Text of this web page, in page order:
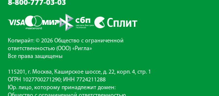
8-800-777-03-03
Копирайт: © 2026 Общество с ограниченной
ответственностью (ООО) «Ригла»
Все права защищены
115201, г. Москва, Каширское шоссе, д. 22, корп. 4, стр. 1
ОГРН 1027700271290; ИНН 7724211288
Юр. лицо, которому принадлежит домен: